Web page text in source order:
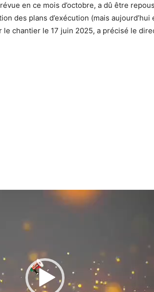
en ce mois d’octobre, a dû être
des plans d’exécution (mais aujourd’hui
le chantier le 17 juin 2025, a précisé le
Lecteur